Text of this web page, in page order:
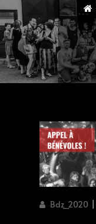
AuthorBdz_2020